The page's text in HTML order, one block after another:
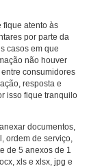
fique atento às
por parte da
casos em que
não houver
consumidores
resposta e
isso fique tranquilo
documentos,
ordem de serviço,
de 5 anexos de 1
xls e xlsx, jpg e